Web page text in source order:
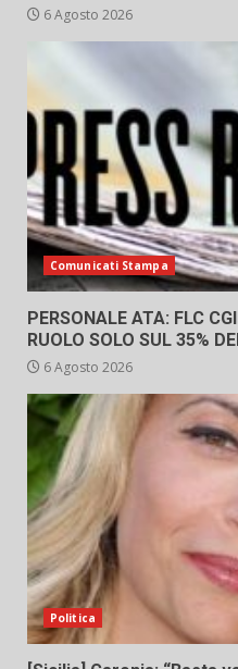
6 Agosto 2026
Comunicati Stampa
PERSONALE ATA: FLC
RUOLO SOLO SUL 35%
6 Agosto 2026
Politica